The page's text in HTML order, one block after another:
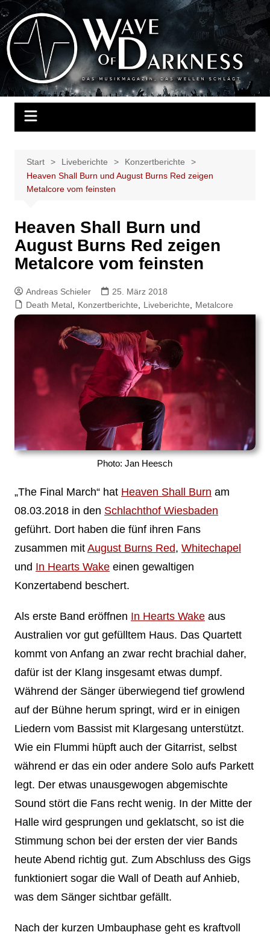
Zum
Inhalt
springen
Wave of Darkness
Das Musikmagazin, das Wellen schlägt. Konzerte, Festivals, Events,
Fotos, Termine, Interviews, Berichte, Musik
Start Liveberichte
Konzertberichte
Heaven Shall Burn und August Burns Red zeigen
Metalcore vom feinsten
Heaven Shall Burn und
August Burns Red zeigen
Metalcore vom feinsten
Andreas Schieler
25. März 2018
Death Metal, Konzertberichte Liveberichte Metalcore
Photo: Jan Heesch
„The Final March“ hat Heaven Shall Burn am
08.03.2018 in den Schlachthof Wiesbaden
geführt. Dort haben die fünf ihren Fans
zusammen mit August Burns Red, Whitechapel
und In Hearts Wakeeinen gewaltigen
Konzertabend beschert.
Als erste Band eröffnen In Hearts Wakeaus
Australien vor gut gefülltem Haus. Das Quartett
kommt von Anfang an zwar recht brachial daher,
dafür ist der Klang insgesamt etwas dumpf.
Während der Sänger überwiegend tief growlend
auf der Bühne herum springt, wird er in einigen
Liedern vom Bassist mit Klargesang unterstützt.
Wie ein Flummi hüpft auch der Gitarrist, selbst
während er das ein oder andere Solo aufs Parkett
legt. Der etwas unausgewogen abgemischte
Sound stört die Fans recht wenig. In der Mitte der
Halle wird gesprungen und geklatscht, so ist die
Stimmung schon bei der ersten der vier Bands
heute Abend richtig gut. Zum Abschluss des Gigs
funktioniert sogar die Wall of Death auf Anhieb,
was dem Sänger sichtbar gefällt.
Nach der kurzen Umbauphase geht es kraftvoll